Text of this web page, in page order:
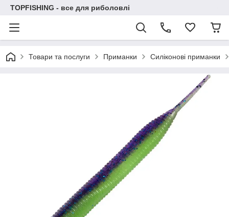
TOPFISHING - все для риболовлі
Товари та послуги Приманки Силіконові приманки